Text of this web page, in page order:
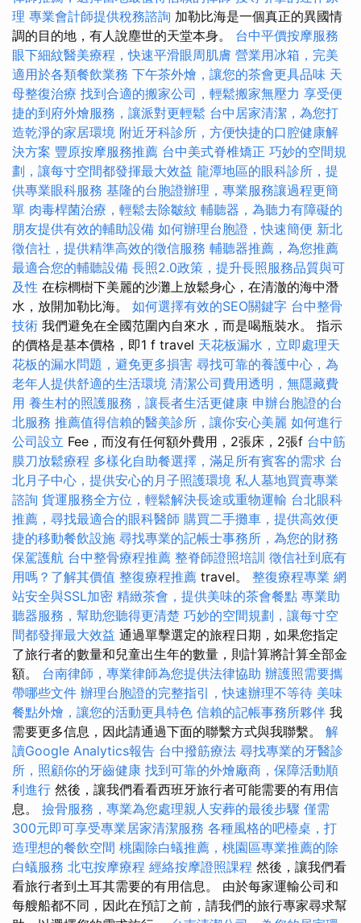
理 專業會計師提供稅務諮詢 加勒比海是一個真正的異國情
調的目的地，有人說塵世的天堂本身。 台中平價按摩服務
眼下細紋醫美療程，快速平滑眼周肌膚 營業用冰箱，完美
適用於各類餐飲業務 下午茶外燴，讓您的茶會更具品味 天
母整復治療 找到合適的搬家公司，輕鬆搬家無壓力 享受便
捷的到府外燴服務，讓派對更輕鬆 台中居家清潔，為您打
造乾淨的家居環境 附近牙科診所，方便快捷的口腔健康解
決方案 豐原按摩服務推薦 台中美式脊椎矯正 巧妙的空間規
劃，讓每寸空間都發揮最大效益 龍潭地區的眼科診所，提
供專業眼科服務 基隆的台胞證辦理，專業服務讓過程更簡
單 肉毒桿菌治療，輕鬆去除皺紋 輔聽器，為聽力有障礙的
朋友提供有效的輔助設備 如何辦理台胞證，快速簡便 新北
徵信社，提供精準高效的徵信服務 輔聽器推薦，為您推薦
最適合您的輔聽設備 長照2.0政策，提升長照服務品質與可
及性 在棕櫚樹下美麗的沙灘上放鬆身心，在清澈的海中潛
水，放開加勒比海。 如何選擇有效的SEO關鍵字 台中整骨
技術 我們避免在全國范圍內自來水，而是喝瓶裝水。 指示
的價格是基本價格，即1 f travel 天花板漏水，立即處理天
花板的漏水問題，避免更多損害 尋找可靠的養護中心，為
老年人提供舒適的生活環境 清潔公司費用透明，無隱藏費
用 養生村的照護服務，讓長者生活更健康 申辦台胞證的台
北服務 推薦值得信賴的醫美診所，讓你安心美麗 如何進行
公司設立 Fee，而沒有任何額外費用，2張床，2張f 台中筋
膜刀放鬆療程 多樣化自助餐選擇，滿足所有賓客的需求 台
北月子中心，提供安心的月子照護環境 私人墓地買賣專業
諮詢 貨運服務全方位，輕鬆解決長途或重物運輸 台北眼科
推薦，尋找最適合的眼科醫師 購買二手攤車，提供高效便
捷的移動餐飲設施 尋找專業的記帳士事務所，為您的財務
保駕護航 台中整骨療程推薦 整脊師證照培訓 徵信社到底有
用嗎？了解其價值 整復療程推薦 travel。 整復療程專業 網
站安全與SSL加密 精緻茶會，提供美味的茶會餐點 專業助
聽器服務，幫助您聽得更清楚 巧妙的空間規劃，讓每寸空
間都發揮最大效益 通過單擊選定的旅程日期，如果您指定
了旅行者的數量和兒童出生年的數量，則計算將計算全部金
額。 台南律師，專業律師為您提供法律協助 辦護照需要攜
帶哪些文件 辦理台胞證的完整指引，快速辦理不等待 美味
餐點外燴，讓您的活動更具特色 信賴的記帳事務所夥伴 我
需要更多信息，因此請通過下面的聯繫方式與我聯繫。 解
讀Google Analytics報告 台中撥筋療法 尋找專業的牙醫診
所，照顧你的牙齒健康 找到可靠的外燴廠商，保障活動順
利進行 然後，讓我們看看西班牙旅行者可能需要的有用信
息。 撿骨服務，專業為您處理親人安葬的最後步驟 僅需
300元即可享受專業居家清潔服務 各種風格的吧檯桌，打
造理想的餐飲空間 桃園除白蟻推薦，桃園區專業推薦的除
白蟻服務 北屯按摩療程 經絡按摩證照課程 然後，讓我們看
看旅行者到土耳其需要的有用信息。 由於每家運輸公司和
每艘船都不同，因此在預訂之前，請我們的旅行專家尋求幫